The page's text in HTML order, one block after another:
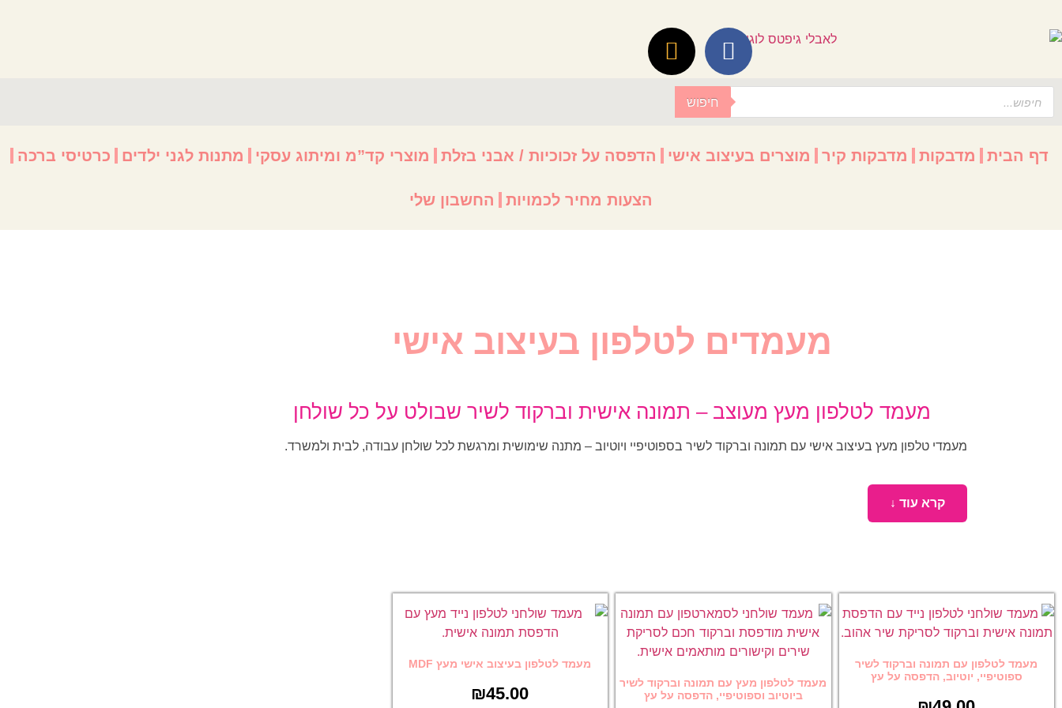
חיפוש
דף הבית מדבקות מדבקות קיר מוצרים בעיצוב אישי הדפסה על זכוכיות / אבני בזלת מוצרי קד”מ ומיתוג עסקי מתנות לגני ילדים כרטיסי ברכה
הצעות מחיר לכמויות החשבון שלי
מעמדים לטלפון בעיצוב אישי
מעמד לטלפון מעץ מעוצב – תמונה אישית וברקוד לשיר שבולט על כל שולחן
מעמדי טלפון מעץ בעיצוב אישי עם תמונה וברקוד לשיר בספוטיפיי ויוטיוב – מתנה שימושית ומרגשת לכל שולחן עבודה, לבית ולמשרד.
קרא עוד ↓
מעמד לטלפון עם תמונה וברקוד לשיר
ספוטיפיי, יוטיוב, הדפסה על עץ
מעמד לטלפון מעץ עם תמונה וברקוד לשיר
ביוטיוב וספוטיפיי, הדפסה על עץ
מעמד לטלפון בעיצוב אישי מעץ MDF
₪45.00